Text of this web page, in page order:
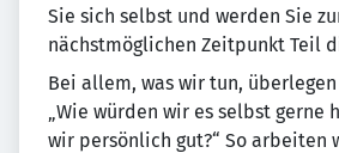
Sie sich selbst und werden Sie
nächstmöglichen Zeitpunkt Teil
Bei allem, was wir tun,
„Wie würden wir es selbst gerne
wir persönlich gut?“ So arbeiten